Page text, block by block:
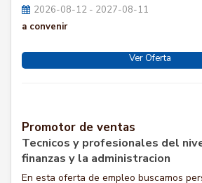
2026-08-12 - 2027-08-11
a convenir
Ver Oferta
Promotor de ventas
Tecnicos y profesionales del
finanzas y la administracion
En esta oferta de empleo buscamos